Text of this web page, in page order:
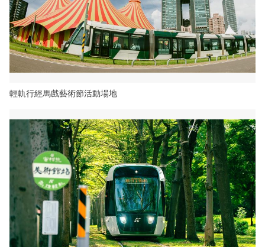
輕軌行經馬戲藝術節活動場地